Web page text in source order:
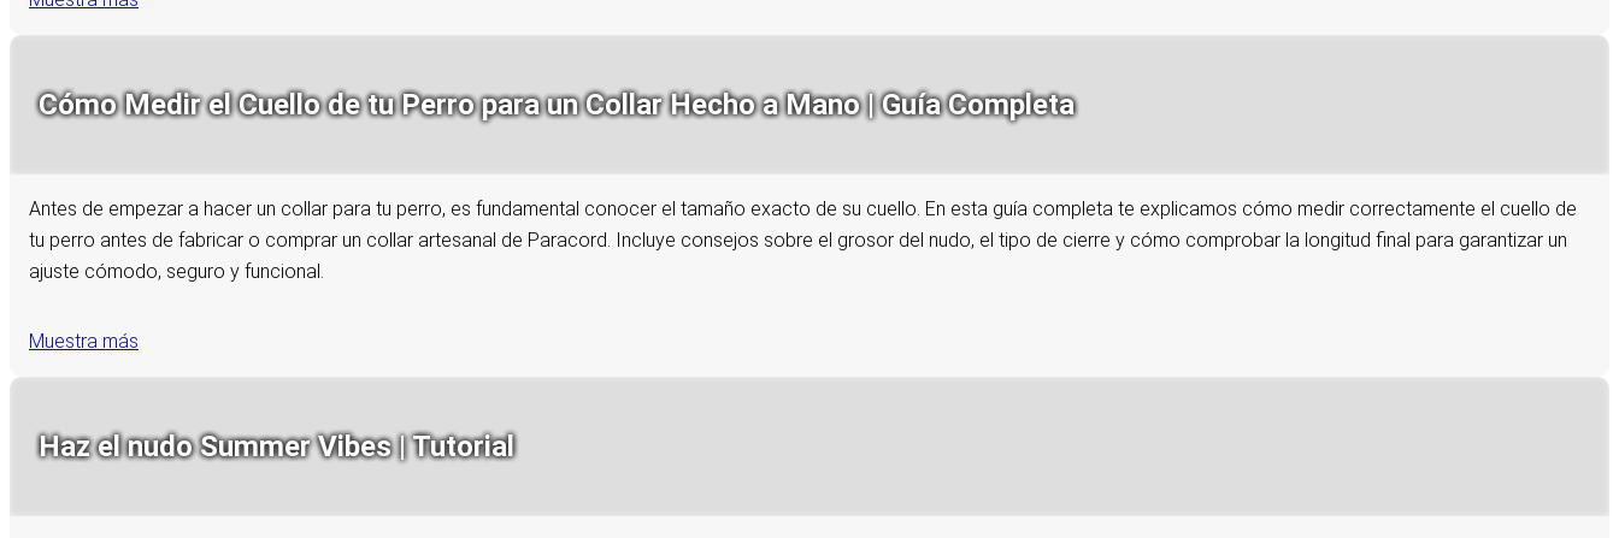
Cómo Medir el Cuello de tu Perro para un Collar Hecho a Mano | Guía Completa
Antes de empezar a hacer un collar para tu perro, es fundamental conocer el tamaño exacto de su cuello. En esta guía completa te explicamos cómo medir correctamente el cuello de
tu perro antes de fabricar o comprar un collar artesanal de Paracord. Incluye consejos sobre el grosor del nudo, el tipo de cierre y cómo comprobar la longitud final para garantizar un
ajuste cómodo, seguro y funcional.
Muestra más
Haz el nudo Summer Vibes | Tutorial